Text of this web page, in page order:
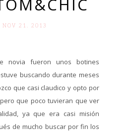
NOV 21. 2013
novia fueron unos botines
buscando durante meses
que casi claudico y opto por
que poco tuvieran que ver
ya que era casi misión
de mucho buscar por fin los